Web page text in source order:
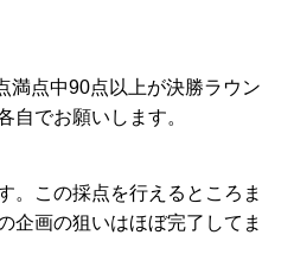
満点中90点以上が決勝ラウン
自でお願いします。
。この採点を行えるところま
企画の狙いはほぼ完了してま